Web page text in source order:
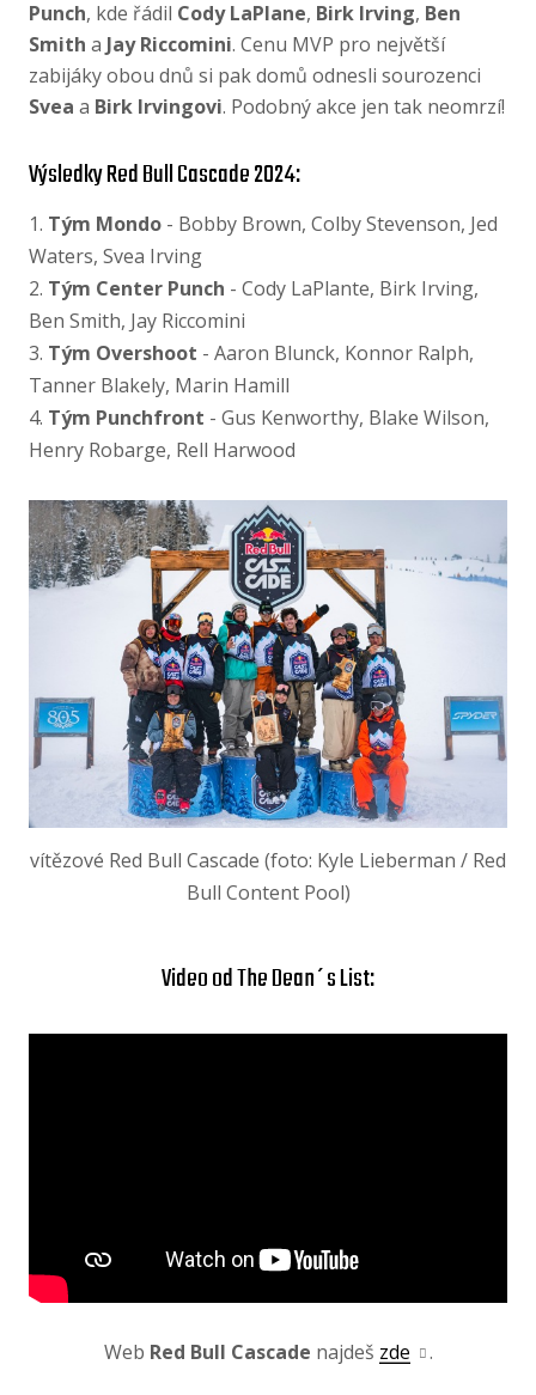
Punch, kde řádil Cody LaPlane, Birk Irving, Ben
Smith a Jay Riccomini. Cenu MVP pro největší
zabijáky obou dnů si pak domů odnesli sourozenci
Svea a Birk Irvingovi. Podobný akce jen tak neomrzí!
Výsledky Red Bull Cascade 2024:
1. Tým Mondo - Bobby Brown, Colby Stevenson, Jed
Waters, Svea Irving
2. Tým Center Punch - Cody LaPlante, Birk Irving,
Ben Smith, Jay Riccomini
3. Tým Overshoot - Aaron Blunck, Konnor Ralph,
Tanner Blakely, Marin Hamill
4. Tým Punchfront - Gus Kenworthy, Blake Wilson,
Henry Robarge, Rell Harwood
vítězové Red Bull Cascade (foto: Kyle Lieberman / Red
Bull Content Pool)
Video od The Dean´s List:
Web Red Bull Cascade najdeš zde .